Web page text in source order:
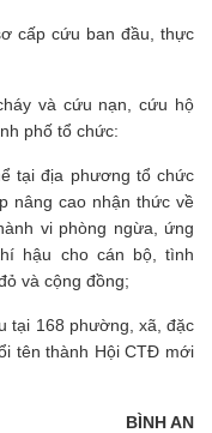
cấp cứu ban đầu, thực
và cứu nạn, cứu hộ
phố tổ chức:
tại địa phương tổ chức
nâng cao nhận thức về
vi phòng ngừa, ứng
hậu cho cán bộ, tình
và cộng đồng;
tại 168 phường, xã, đặc
tên thành Hội CTĐ mới
BÌNH AN